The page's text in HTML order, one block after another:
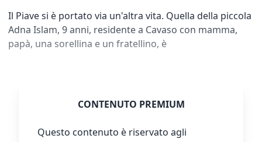
Il Piave si è portato via un'altra vita. Quella della piccola
Adna Islam, 9 anni, residente a Cavaso con mamma,
papà, una sorellina e un fratellino, è
CONTENUTO PREMIUM
Questo contenuto è riservato agli